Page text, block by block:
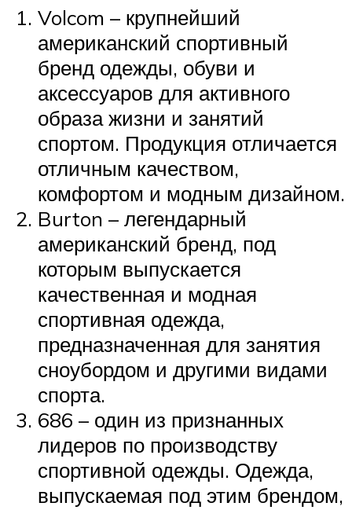
Volcom – крупнейший
американский спортивный
бренд одежды, обуви и
аксессуаров для активного
образа жизни и занятий
спортом. Продукция отличается
отличным качеством,
комфортом и модным дизайном.
Burton – легендарный
американский бренд, под
которым выпускается
качественная и модная
спортивная одежда,
предназначенная для занятия
сноубордом и другими видами
спорта.
686 – один из признанных
лидеров по производству
спортивной одежды. Одежда,
выпускаемая под этим брендом,